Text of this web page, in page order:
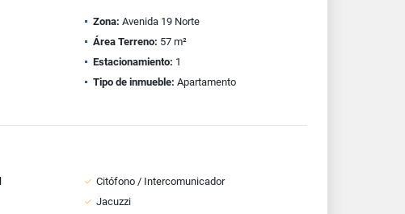
Zona: Avenida 19 Norte
Área Terreno: 57 m²
Estacionamiento: 1
Tipo de inmueble: Apartamento
Citófono / Intercomunicador
Jacuzzi